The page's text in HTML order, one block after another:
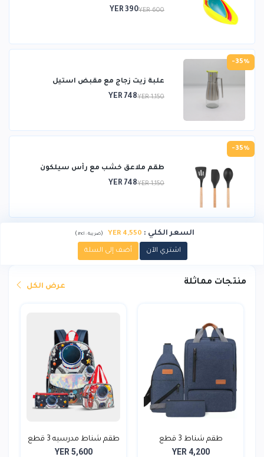
YER 600
YER 390
-35%
علبة زيت زجاج مع مقبض استيل
YER 1,150
YER 748
-35%
طقم ملاعق خشب مع رأس سيلكون
YER 1,150
YER 748
السعر الكلي :
YER 4,550
(ضريبة : incl.
)
اشتري الآن أضف إلى السلة
منتجات مماثلة عرض الكل
طقم شناط 3 قطع
YER 4,200
طقم شناط مدرسيه 3 قطع
ش...
YER 5,600